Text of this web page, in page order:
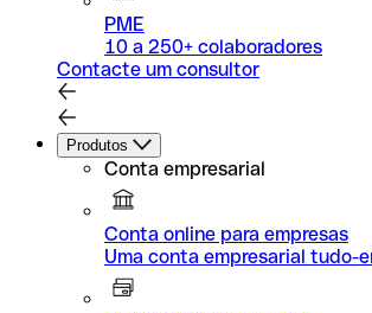
PME
10 a 250+ colaboradores
Contacte um consultor
Produtos
Conta empresarial
Conta online para empresas
Uma conta empresarial tudo-